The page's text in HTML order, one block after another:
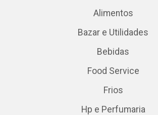
Alimentos
Bazar e Utilidades
Bebidas
Food Service
Frios
Hp e Perfumaria